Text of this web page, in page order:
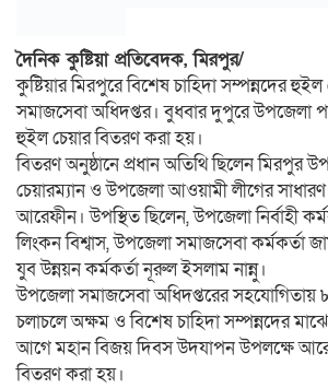
দৈনিক কুষ্টিয়া প্রতিবেদক, মিরপুর/
কুষ্টিয়ার মিরপুরে বিশেষ চাহিদা সম্পন্নদের হুইল
সমাজসেবা অধিদপ্তর। বুধবার দুপুরে উপজেলা
হুইল চেয়ার বিতরণ করা হয়।
বিতরণ অনুষ্ঠানে প্রধান অতিথি ছিলেন মিরপুর
চেয়ারম্যান ও উপজেলা আওয়ামী লীগের
আরেফীন। উপস্থিত ছিলেন, উপজেলা নির্বাহী
লিংকন বিশ্বাস, উপজেলা সমাজসেবা কর্মকর্তা
যুব উন্নয়ন কর্মকর্তা নূরুল ইসলাম নান্নু।
উপজেলা সমাজসেবা অধিদপ্তরের সহযোগিতায়
চলাচলে অক্ষম ও বিশেষ চাহিদা সম্পন্নদের
আগে মহান বিজয় দিবস উদযাপন উপলক্ষে
বিতরণ করা হয়।